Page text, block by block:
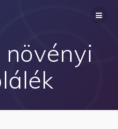
növényi